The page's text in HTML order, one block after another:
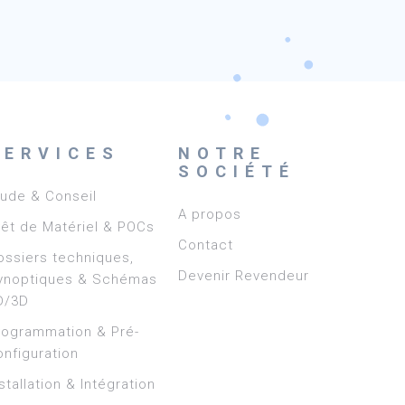
& Conseil
de Matériel & POCs
techniques,
& Schémas
3D
& Pré-
& Intégration
NOTRE
SOCIÉTÉ
A propos
Contact
Devenir Revendeur